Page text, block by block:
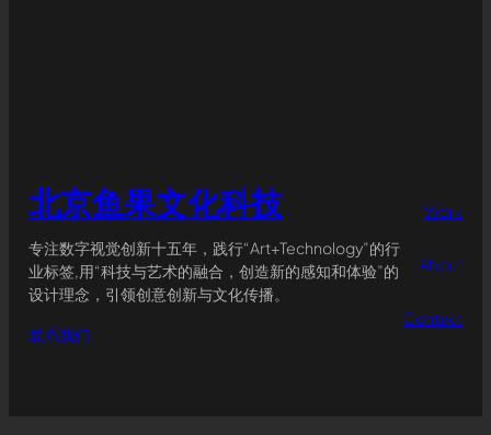
北京鱼果文化科技
专注数字视觉创新十五年，践行“Art+Technology”的行
业标签,用“科技与艺术的融合，创造新的感知和体验”的
设计理念，引领创意创新与文化传播。
联系我们
Work
About
Contact